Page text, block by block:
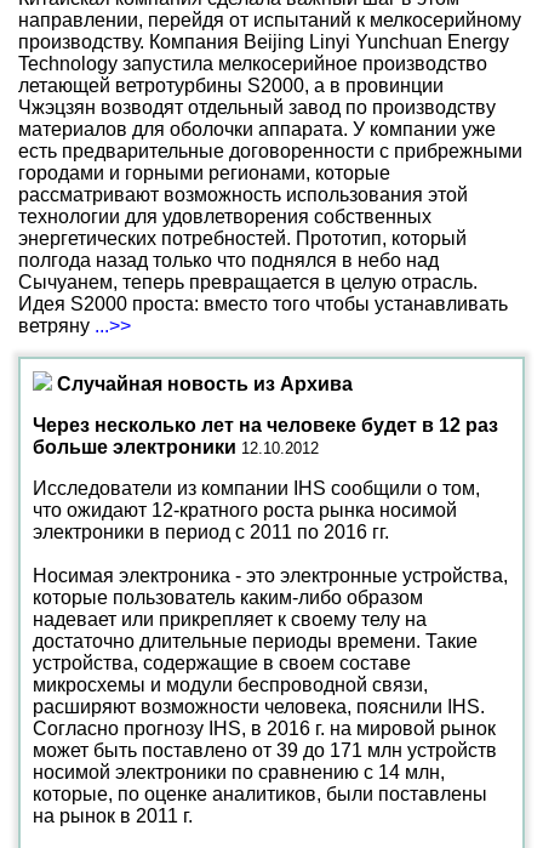
направлении, перейдя от испытаний к мелкосерийному
производству. Компания Beijing Linyi Yunchuan Energy
Technology запустила мелкосерийное производство
летающей ветротурбины S2000, а в провинции
Чжэцзян возводят отдельный завод по производству
материалов для оболочки аппарата. У компании уже
есть предварительные договоренности с прибрежными
городами и горными регионами, которые
рассматривают возможность использования этой
технологии для удовлетворения собственных
энергетических потребностей. Прототип, который
полгода назад только что поднялся в небо над
Сычуанем, теперь превращается в целую отрасль.
Идея S2000 проста: вместо того чтобы устанавливать
ветряну ...>>
Случайная новость из Архива
Через несколько лет на человеке будет в 12 раз
больше электроники 12.10.2012
Исследователи из компании IHS сообщили о том,
что ожидают 12-кратного роста рынка носимой
электроники в период с 2011 по 2016 гг.
Носимая электроника - это электронные устройства,
которые пользователь каким-либо образом
надевает или прикрепляет к своему телу на
достаточно длительные периоды времени. Такие
устройства, содержащие в своем составе
микросхемы и модули беспроводной связи,
расширяют возможности человека, пояснили IHS.
Согласно прогнозу IHS, в 2016 г. на мировой рынок
может быть поставлено от 39 до 171 млн устройств
носимой электроники по сравнению с 14 млн,
которые, по оценке аналитиков, были поставлены
на рынок в 2011 г.